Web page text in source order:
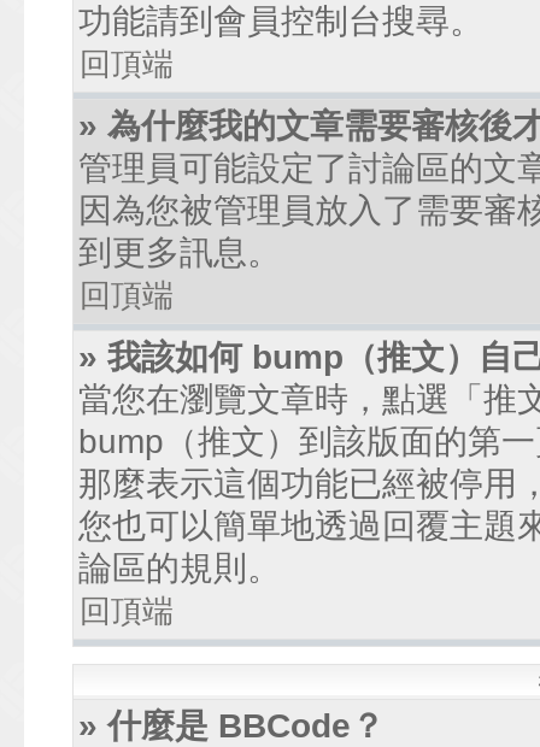
功能請到會員控制台搜尋。
回頂端
» 為什麼我的文章需要審核後
管理員可能設定了討論區的文
因為您被管理員放入了需要審
到更多訊息。
回頂端
» 我該如何 bump（推文）自
當您在瀏覽文章時，點選「推
bump（推文）到該版面的第
那麼表示這個功能已經被停用
您也可以簡單地透過回覆主題
論區的規則。
回頂端
» 什麼是 BBCode？